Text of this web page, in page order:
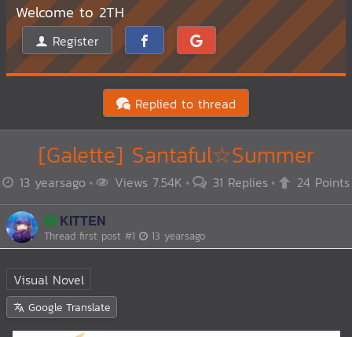
Welcome to 2TH
Register
Replied to thread
[Galette] Santaful☆Summer
13 yearsago Views 7.54K 31 Replies 24 Points
Ⓜ️ KITTEN
Visual Novel
Thread first post #1 13 yearsago
Google Translate